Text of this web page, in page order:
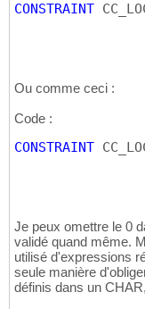
CONSTRAINT
Ou comme ceci :
Code :
CONSTRAINT
Je peux omettre le 0
validé quand même.
utilisé d'expressions
seule manière
définis dans un